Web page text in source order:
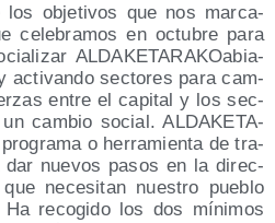
los obje­ti­vos que nos mar­ca­
cele­bra­mos en octu­bre para
ALDA­KE­TA­RA­KOa­bia­
acti­van­do sec­to­res para cam­
entre el capi­tal y los sec­
cam­bio social. ALDA­KE­TA­
o herra­mien­ta de tra­
dar nue­vos pasos en la direc­
nece­si­tan nues­tro pue­blo
reco­gi­do los dos míni­mos